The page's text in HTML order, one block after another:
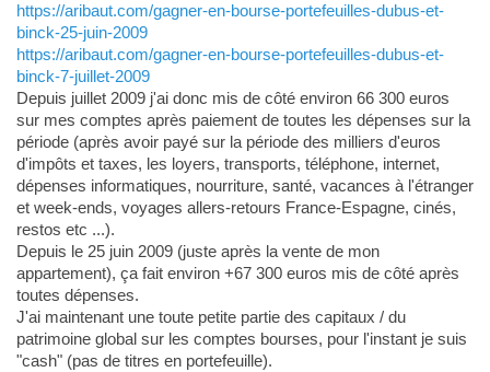
https://aribaut.com/gagner-en-bourse-portefeuilles-dubus-et-
binck-25-juin-2009
https://aribaut.com/gagner-en-bourse-portefeuilles-dubus-et-
binck-7-juillet-2009
Depuis juillet 2009 j'ai donc mis de côté environ 66 300 euros
sur mes comptes après paiement de toutes les dépenses sur la
période (après avoir payé sur la période des milliers d'euros
d'impôts et taxes, les loyers, transports, téléphone, internet,
dépenses informatiques, nourriture, santé, vacances à l'étranger
et week-ends, voyages allers-retours France-Espagne, cinés,
restos etc ...).
Depuis le 25 juin 2009 (juste après la vente de mon
appartement), ça fait environ +67 300 euros mis de côté après
toutes dépenses.
J'ai maintenant une toute petite partie des capitaux / du
patrimoine global sur les comptes bourses, pour l'instant je suis
"cash" (pas de titres en portefeuille).